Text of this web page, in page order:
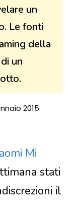
un
Le fonti
della
un
2015
Mi
stati
il